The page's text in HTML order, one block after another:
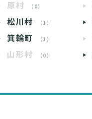
原村 （0）
松川村 （1）
箕輪町 （1）
山形村 （0）